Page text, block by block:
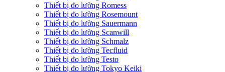
Thiết bị đo lường Romess
Thiết bị đo lường Rosemount
Thiết bị đo lường Sauermann
Thiết bị đo lường Scanwill
Thiết bị đo lường Schmalz
Thiết bị đo lường Tecfluid
Thiết bị đo lường Testo
Thiết bị đo lường Tokyo Keiki